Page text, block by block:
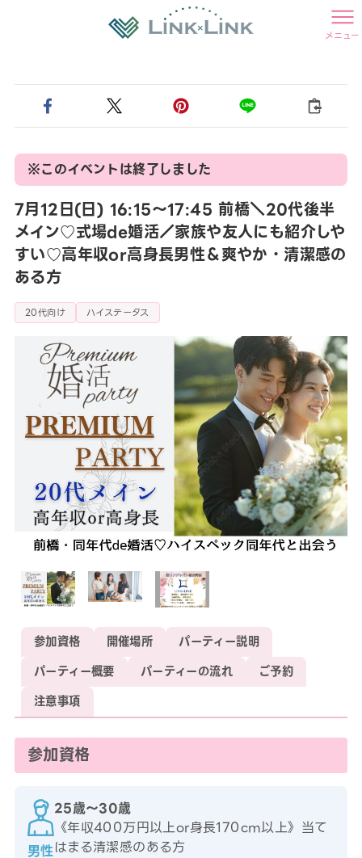
メニュー
※このイベントは終了しました
7月12日(日) 16:15〜17:45 前橋＼20代後半
メイン♡式場de婚活／家族や友人にも紹介しや
すい♡高年収or高身長男性＆爽やか・清潔感の
ある方
20代向け ハイステータス
参加資格 開催場所
パーティー説明
パーティー概要
パーティーの流れ
ご予約
注意事項
参加資格
男性
25歳〜30歳
《年収400万円以上or身長170cm以上》当て
はまる清潔感のある方